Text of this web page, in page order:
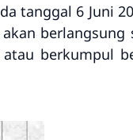
tanggal 6 Juni
berlangsung
berkumpul